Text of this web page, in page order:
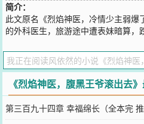
简介：
此文原名《烈焰神医，冷情少主弱爆
的外科医生，旅游途中遭表妹暗算，
之日啊！唉！既来之，则安之，慢
了没有自由的十五年，可没想到刚
被人从家里劫去给什么堡主治病，真
好无奈妥协，哼！都给我等着吧！女
您要是觉得《烈焰神医，腹黑王爷滚
您QQ群和微博微信里的朋友推荐哦！
《烈焰神医，腹黑王爷滚出去
第三百九十四章 幸福绵长（全本完